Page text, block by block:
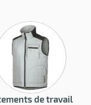
de travail